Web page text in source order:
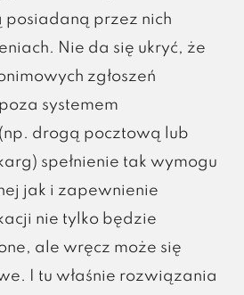
posiadaną przez nich
Nie da się ukryć, że
zgłoszeń
systemem
drogą pocztową lub
spełnienie tak wymogu
jak i zapewnienie
nie tylko będzie
ale wręcz może się
I tu właśnie rozwiązania